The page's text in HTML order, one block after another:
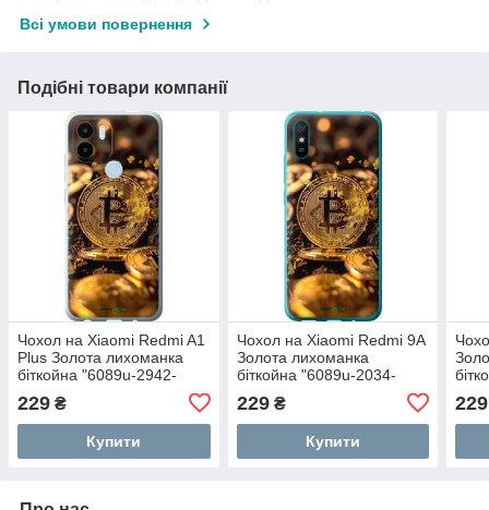
Всі умови повернення
Подібні товари компанії
Чохол на Xiaomi Redmi A1
Plus Золота лихоманка
біткойна "6089u-2942-
229 ₴
Купити
Чохол на Xiaomi Redmi 9A
Золота лихоманка
біткойна "6089u-2034-
229₴
Купити
229